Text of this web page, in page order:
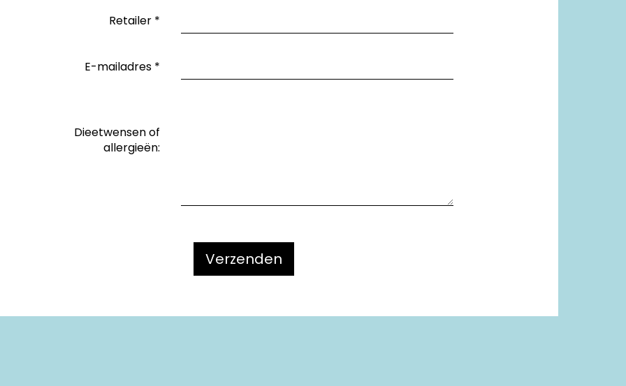
Retailer *
E-mailadres *
Dieetwensen of
allergieën:
Verzenden